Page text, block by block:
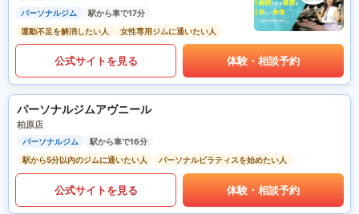
パーソナルジム
駅から車で17分
運動不足を解消したい人
女性専用ジムに通いたい人
公式サイトを見る 体験・相談予約
パーソナルジムアヴニール
柏原店
パーソナルジム
駅から車で16分
駅から5分以内のジムに通いたい人
パーソナルピラティスを始めたい人
公式サイトを見る 体験・相談予約